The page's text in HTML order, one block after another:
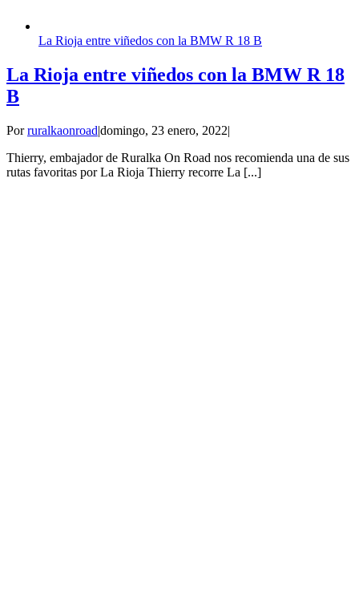
La Rioja entre viñedos con la BMW R 18 B
La Rioja entre viñedos con la BMW R 18
B
Porruralkaonroad|domingo, 23 enero, 2022|
Thierry, embajador de Ruralka On Road nos recomienda una de sus
rutas favoritas por La Rioja Thierry recorre La [...]